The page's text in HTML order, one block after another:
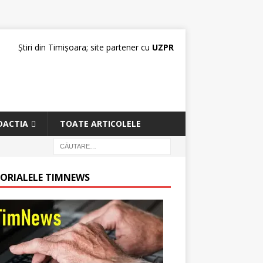
Știri din Timișoara; site partener cu UZPR
TOATE ARTICOLELE
TIMNEWS